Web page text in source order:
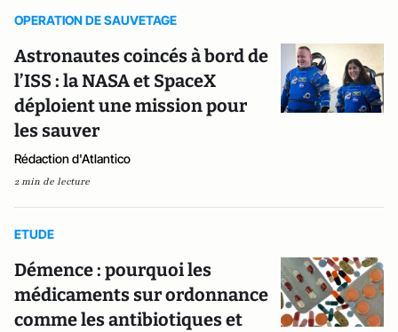
OPERATION DE SAUVETAGE
Astronautes coincés à bord de
l’ISS : la NASA et SpaceX
déploient une mission pour
les sauver
Rédaction d'Atlantico
2 min de lecture
ETUDE
Démence : pourquoi les
médicaments sur ordonnance
comme les antibiotiques et